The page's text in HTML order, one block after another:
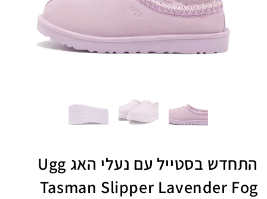
התחדש בסטייל עם נעלי האג Ugg
Tasman Slipper Lavender Fog